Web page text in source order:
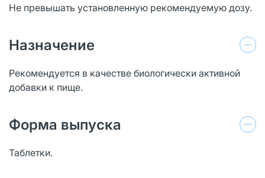
Не превышать установленную рекомендуемую дозу.
Назначение
Рекомендуется в качестве биологически активной
добавки к пище.
Форма выпуска
Таблетки.